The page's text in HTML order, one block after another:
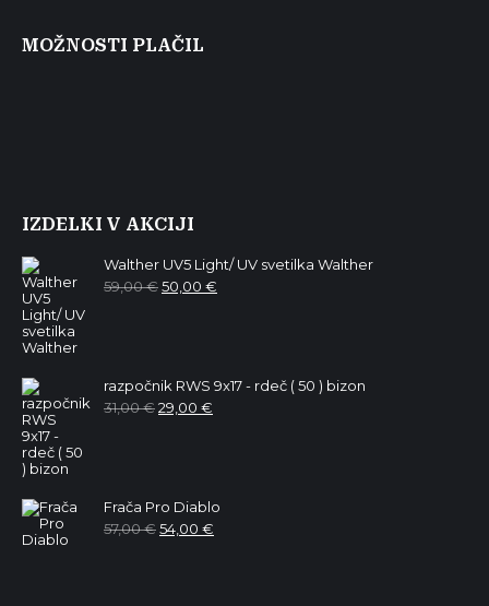
MOŽNOSTI PLAČIL
IZDELKI V AKCIJI
Walther UV5 Light/ UV svetilka Walther
59,00€ Izvirna
50,00 €
razpočnik RWS 9x17 - rdeč ( 50 ) bizon
31,00€Izvirna
29,00 €
Frača Pro Diablo
57,00€ Izvirna
54,00 €